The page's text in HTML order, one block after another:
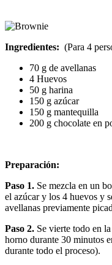
Ingredientes: (Para 4
70 g de avellanas
4 Huevos
50 g harina
150 g azúcar
150 g mantequilla
200 g chocolate en
Preparación:
Paso 1. Se mezcla en un
el azúcar y los 4 huevos y
avellanas previamente
Paso 2. Se vierte todo en
horno durante 30 minutos
durante todo el proceso).